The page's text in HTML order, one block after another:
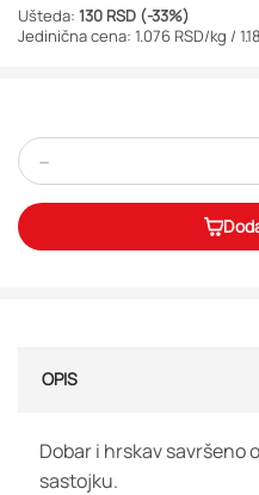
Ušteda: 130 RSD (-33%)
Jedinična cena: 1.076 RSD/kg /
-
OPIS
Dobar i hrskav savršeno
sastojku.